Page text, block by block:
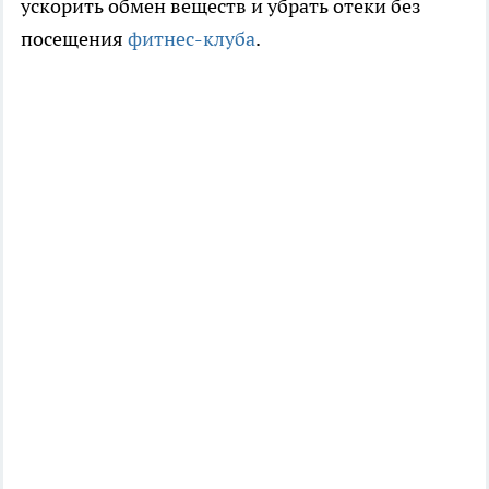
ускорить обмен веществ и убрать отеки без
посещения фитнес-клуба.